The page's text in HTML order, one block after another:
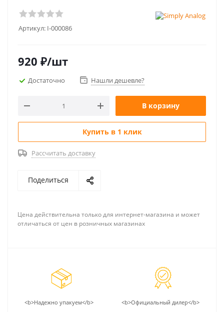
Артикул: I-000086
920 ₽/шт
Достаточно Нашли дешевле?
В корзину
Купить в 1 клик
Рассчитать доставку
Поделиться
Цена действительна только для интернет-магазина и может
отличаться от цен в розничных магазинах
<b>Надежно упакуем</b> <b>Официальный дилер</b>